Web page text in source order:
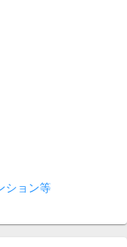
ション等